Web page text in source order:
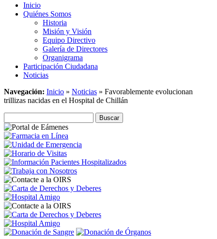
Inicio
Quiénes Somos
Historia
Misión y Visión
Equipo Directivo
Galería de Directores
Organigrama
Participación Ciudadana
Noticias
Navegación: Inicio » Noticias » Favorablemente evolucionan
trillizas nacidas en el Hospital de Chillán